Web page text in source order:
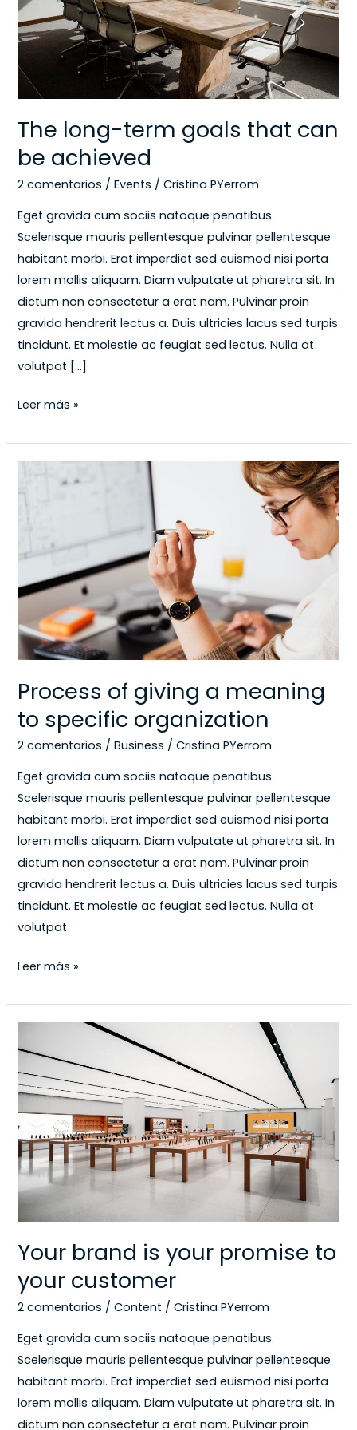
The long-term goals that can
be achieved
2 comentarios /Events /Cristina PYerrom
Eget gravida cum sociis natoque penatibus.
Scelerisque mauris pellentesque pulvinar pellentesque
habitant morbi. Erat imperdiet sed euismod nisi porta
lorem mollis aliquam. Diam vulputate ut pharetra sit. In
dictum non consectetur a erat nam. Pulvinar proin
gravida hendrerit lectus a. Duis ultricies lacus sed turpis
tincidunt. Et molestie ac feugiat sed lectus. Nulla at
volutpat […]
can
be
achieved
Leer más »
Process of giving a meaning
to specific organization
2 comentarios /Business /Cristina PYerrom
Eget gravida cum sociis natoque penatibus.
Scelerisque mauris pellentesque pulvinar pellentesque
habitant morbi. Erat imperdiet sed euismod nisi porta
lorem mollis aliquam. Diam vulputate ut pharetra sit. In
dictum non consectetur a erat nam. Pulvinar proin
gravida hendrerit lectus a. Duis ultricies lacus sed turpis
tincidunt. Et molestie ac feugiat sed lectus. Nulla at
volutpat
of
meaning
specific
organization
Leer más »
Your brand is your promise to
your customer
2 comentarios /Content /Cristina PYerrom
Eget gravida cum sociis natoque penatibus.
Scelerisque mauris pellentesque pulvinar pellentesque
habitant morbi. Erat imperdiet sed euismod nisi porta
lorem mollis aliquam. Diam vulputate ut pharetra sit. In
dictum non consectetur a erat nam. Pulvinar proin
brand
is
your
promise
to
your
customer